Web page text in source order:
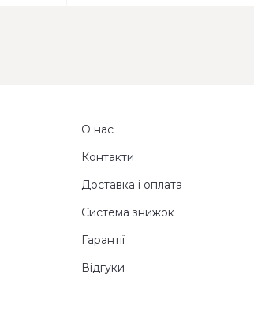
О нас
Контакти
Доставка і оплата
Система знижок
Гарантії
Відгуки